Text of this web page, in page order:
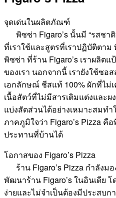
จุดเด่นในผลิตภัณฑ์
พิซซ่า Figaro’s นั้นมี “รสชา
ที่เราใช้และสูตรที่เราปฏิบัติตา
พิซซ่า ที่ร้าน Figaro’s เราผลิต
ของเรา นอกจากนี้ เรายังใช้ซ
เอกลักษณ์ ชีสแท้ 100% ผักที่ไม่
เนื้อสัตว์ที่ไม่มีสารเติมแต่งและ
แบ่งสัดส่วนได้อย่างเหมาะสมทำ
ภาคภูมิใจว่า Figaro’s Pizza
ประทานที่บ้านได้
โอกาสของ Figaro’s Pizza
ร้าน Figaro’s Pizza กำลังม
พัฒนาร้าน Figaro’s ในอินเดีย
ง่ายและไม่จำเป็นต้องมีประสบ